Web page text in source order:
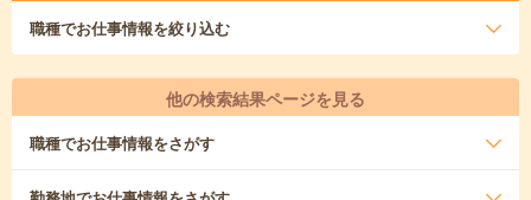
職種でお仕事情報を絞り込む
他の検索結果ページを見る
職種でお仕事情報をさがす